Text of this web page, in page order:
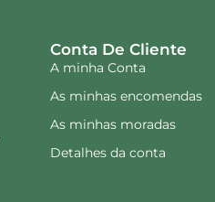
Conta De Cliente
A minha Conta
As minhas encomendas
As minhas moradas
Detalhes da conta